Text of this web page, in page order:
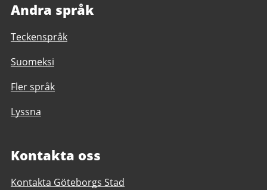
Andra språk
Teckenspråk
Suomeksi
Fler språk
Lyssna
Kontakta oss
Kontakta Göteborgs Stad